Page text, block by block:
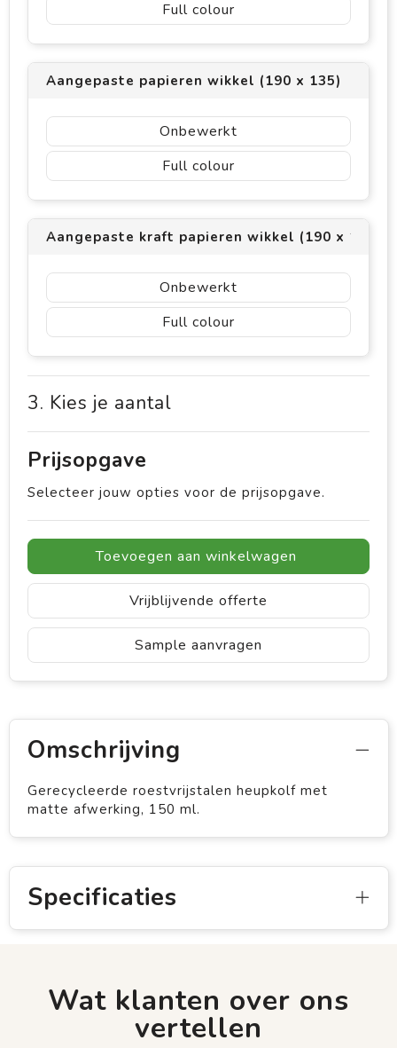
Full colour
Aangepaste papieren wikkel (190 x 135)
Onbewerkt
Full colour
Aangepaste kraft papieren wikkel (190 x 135)
Onbewerkt
Full colour
3. Kies je aantal
Prijsopgave
Selecteer jouw opties voor de prijsopgave.
Toevoegen aan winkelwagen
Vrijblijvende offerte
Sample aanvragen
Omschrijving
Gerecycleerde roestvrijstalen heupkolf met
matte afwerking, 150 ml.
Specificaties
Wat klanten over ons
vertellen